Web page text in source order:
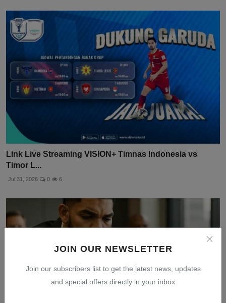
JOIN OUR NEWSLETTER
Join our subscribers list to get the latest news, updates
and special offers directly in your inbox
Link Live Streaming VISION+ Timnas Indonesia vs
Timor L...
Jul 31, 2026 0 6